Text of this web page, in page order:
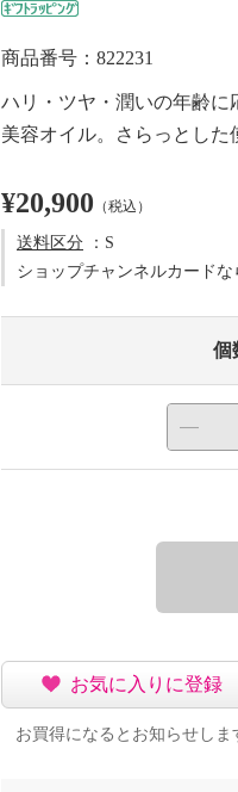
商品番号：822231
ハリ・ツヤ・潤いの年齢に
美容オイル。さらっとした
¥20,900 （税込）
送料区分 ：S
ショップチャンネルカードな
個
お気に入りに登録
お買得になるとお知らせしま